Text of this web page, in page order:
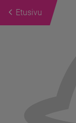
Etusivu